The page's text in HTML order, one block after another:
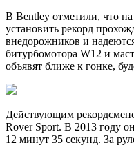
В Bentley отметили, что
установить рекорд
внедорожников и
битурбомотора W12 и
объявят ближе к гонке,
Действующим
Rover Sport. В 2013 году
12 минут 35 секунд. За